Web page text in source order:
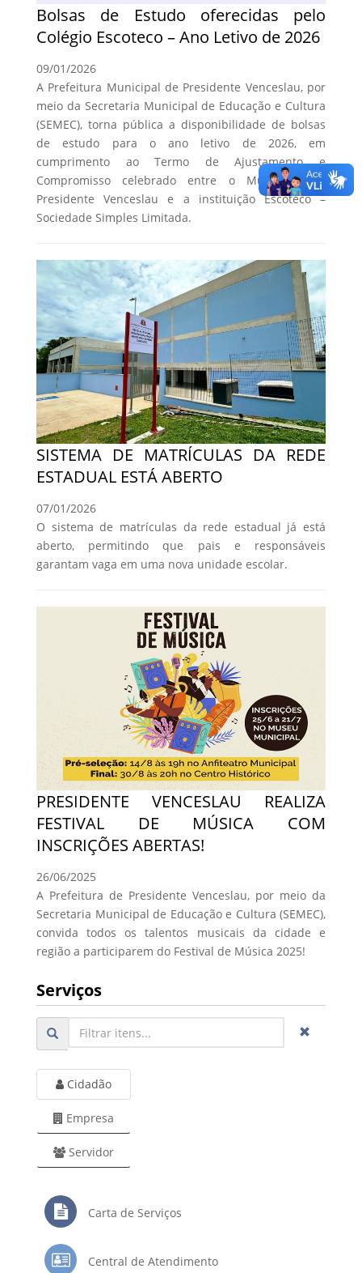
Bolsas de Estudo oferecidas pelo
Colégio Escoteco – Ano Letivo de 2026
09/01/2026
A Prefeitura Municipal de Presidente Venceslau, por
meio da Secretaria Municipal de Educação e Cultura
(SEMEC), torna pública a disponibilidade de bolsas
de estudo para o ano letivo de 2026, em
cumprimento ao Termo de Ajustamento e
Compromisso celebrado entre o Município de
Presidente Venceslau e a instituição Escoteco –
Sociedade Simples Limitada.
SISTEMA DE MATRÍCULAS DA REDE
ESTADUAL ESTÁ ABERTO
07/01/2026
O sistema de matrículas da rede estadual já está
aberto, permitindo que pais e responsáveis
garantam vaga em uma nova unidade escolar.
PRESIDENTE VENCESLAU REALIZA
FESTIVAL DE MÚSICA COM
INSCRIÇÕES ABERTAS!
26/06/2025
A Prefeitura de Presidente Venceslau, por meio da
Secretaria Municipal de Educação e Cultura (SEMEC),
convida todos os talentos musicais da cidade e
região a participarem do Festival de Música 2025!
Serviços
Cidadão
Empresa
Servidor
Carta de Serviços
Central de Atendimento